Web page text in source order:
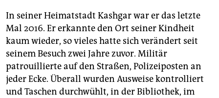
In seiner Heimatstadt Kashgar war er das letzte
Mal 2016. Er erkannte den Ort seiner Kindheit
kaum wieder, so vieles hatte sich verändert seit
seinem Besuch zwei Jahre zuvor. Militär
patrouillierte auf den Straßen, Polizeiposten an
jeder Ecke. Überall wurden Ausweise kontrolliert
und Taschen durchwühlt, in der Bibliothek, im